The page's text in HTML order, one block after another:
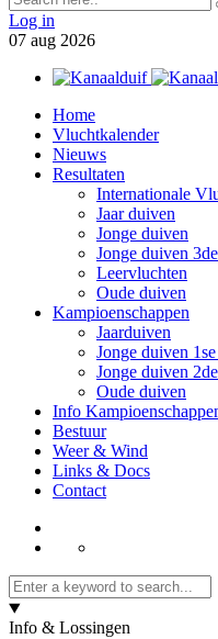
Log in
07 aug 2026
Home
Vluchtkalender
Nieuws
Resultaten
Internationale
Jaar duiven
Jonge duiven
Jonge duiven
Leervluchten
Oude duiven
Kampioenschappen
Jaarduiven
Jonge duiven
Jonge duiven
Oude duiven
Info
Bestuur
Weer & Wind
Links & Docs
Contact
Info & Lossingen